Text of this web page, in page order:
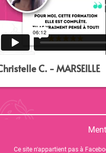
C. - MARSEILLE
Ce site n'appartient pas à